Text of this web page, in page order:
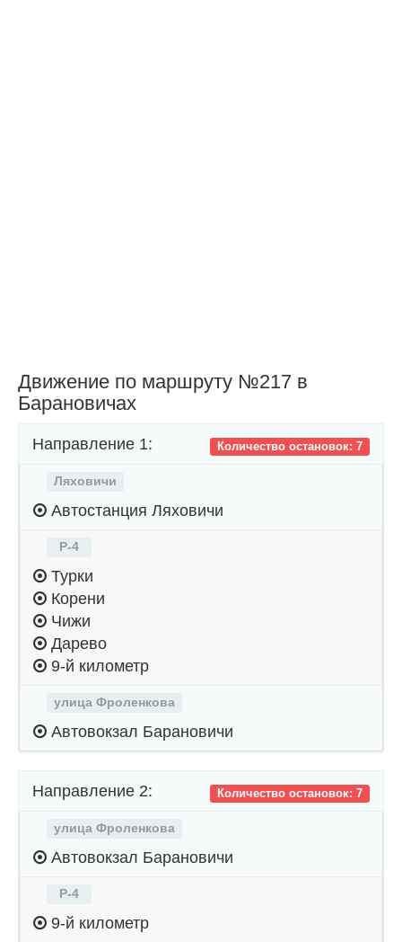
Движение по маршруту №217 в
Барановичах
Количество остановок: 7
Направление 1:
Ляховичи
Автостанция Ляховичи
Р-4
Турки
Корени
Чижи
Дарево
9-й километр
улица Фроленкова
Автовокзал Барановичи
Количество остановок: 7
Направление 2:
улица Фроленкова
Автовокзал Барановичи
Р-4
9-й километр